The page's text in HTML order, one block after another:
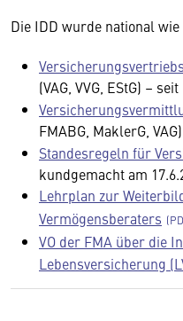
Die IDD wurde national
(VAG, VVG, EStG) –
FMABG, MaklerG,
Standesregeln für
kundgemacht am
Lehrplan zur
Vermögensberaters
VO der FMA über die
Lebensversicherung